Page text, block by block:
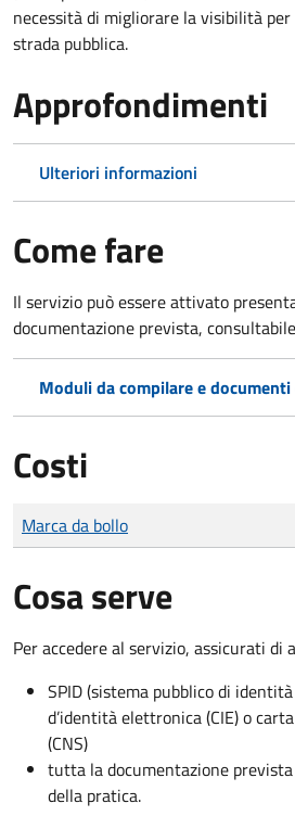
necessità di migliorare la visibilità
strada pubblica.
Approfondimenti
Ulteriori informazioni
Come fare
Il servizio può essere attivato
documentazione prevista,
Moduli da compilare e
Costi
Tipo di pagamento
Importo
Marca da bollo
Cosa serve
Per accedere al servizio, assicurati di
SPID (sistema pubblico di
d’identità elettronica (CIE) o
(CNS)
tutta la documentazione
della pratica.